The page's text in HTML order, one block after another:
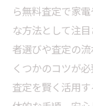
ら無料査定で家
な方法として注
者選びや査定の
くつかのコツが
査定を賢く活用